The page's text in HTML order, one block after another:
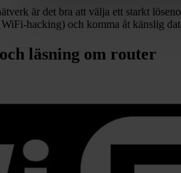
är det bra att välja ett starkt
hacking) och komma åt känslig
läsning om router